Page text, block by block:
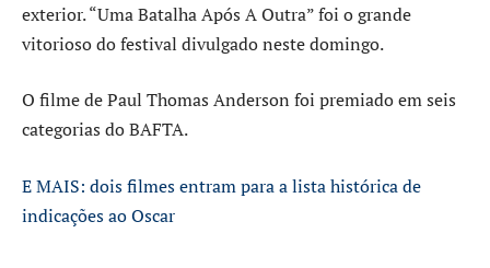
exterior. “Uma Batalha Após A Outra” foi o grande
vitorioso do festival divulgado neste domingo.
O filme de Paul Thomas Anderson foi premiado em seis
categorias do BAFTA.
E MAIS: dois filmes entram para a lista histórica de
indicações ao Oscar